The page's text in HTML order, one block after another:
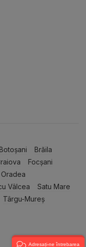
Botoșani
Brăila
Focșani
Oradea
Vâlcea
Satu Mare
Târgu-Mureș
Adresați-ne întrebarea